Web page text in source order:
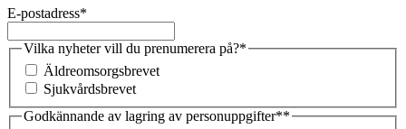
E-postadress*
Vilka nyheter vill du prenumerera på?*
Äldreomsorgsbrevet
Sjukvårdsbrevet
Godkännande av lagring av personuppgifter**